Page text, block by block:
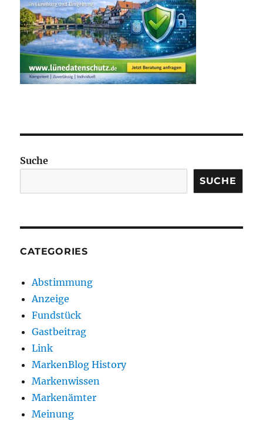
Suche
SUCHE
CATEGORIES
Abstimmung
Anzeige
Fundstück
Gastbeitrag
Link
MarkenBlog History
Markenwissen
Markenämter
Meinung